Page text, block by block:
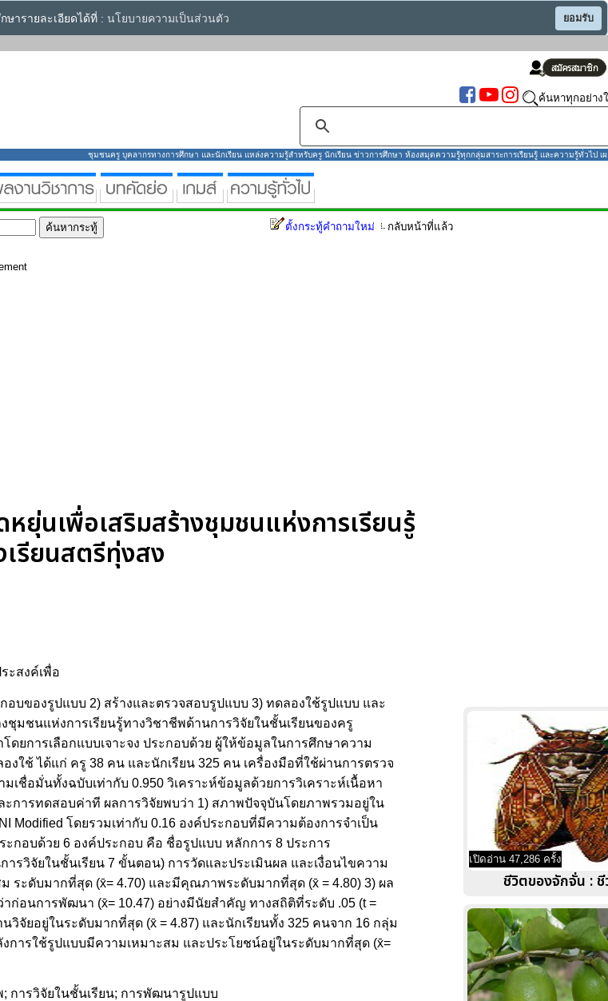
ารายละเอียดได้ที่ : นโยบายความเป็นส่วนตัว ยอมรับ
ค้นหาทุกอย่าง
ชุมชนครู บุคลากรทางการศึกษา และนักเรียน แหล่งความรู้สำหรับครู นักเรียน ข่าวการศึกษา ห้องสมุดความรู้ทุกกลุ่มสาระการเรียนรู้ และความรู้ทั่วไป เ
ตั้งกระทู้คำถามใหม่ กลับหน้าที่แล้ว
ยุ่นเพื่อเสริมสร้างชุมชนแห่งการเรียนรู้
เรียนสตรีทุ่งสง
ะสงค์เพื่อ
บของรูปแบบ 2) สร้างและตรวจสอบรูปแบบ 3) ทดลองใช้รูปแบบ และ
ชุมชนแห่งการเรียนรู้ทางวิชาชีพด้านการวิจัยในชั้นเรียนของครู
ดยการเลือกแบบเจาะจง ประกอบด้วย ผู้ให้ข้อมูลในการศึกษาความ
ใช้ ได้แก่ ครู 38 คน และนักเรียน 325 คน เครื่องมือที่ใช้ผ่านการตรวจ
ชื่อมั่นทั้งฉบับเท่ากับ 0.950 วิเคราะห์ข้อมูลด้วยการวิเคราะห์เนื้อหา
ะการทดสอบค่าที ผลการวิจัยพบว่า 1) สภาพปัจจุบันโดยภาพรวมอยู่ใน
Modified โดยรวมเท่ากับ 0.16 องค์ประกอบที่มีความต้องการจำเป็น
กอบด้วย 6 องค์ประกอบ คือ ชื่อรูปแบบ หลักการ 8 ประการ
รวิจัยในชั้นเรียน 7 ขั้นตอน) การวัดและประเมินผล และเงื่อนไขความ
ระดับมากที่สุด (x̄= 4.70) และมีคุณภาพระดับมากที่สุด (x̄ = 4.80) 3) ผล
ก่อนการพัฒนา (x̄= 10.47) อย่างมีนัยสำคัญ ทางสถิติที่ระดับ .05 (t =
จัยอยู่ในระดับมากที่สุด (x̄ = 4.87) และนักเรียนทั้ง 325 คนจาก 16 กลุ่ม
ารใช้รูปแบบมีความเหมาะสม และประโยชน์อยู่ในระดับมากที่สุด (x̄=
การวิจัยในชั้นเรียน; การพัฒนารูปแบบ
เปิดอ่าน 47,286 ครั้ง
ชีวิตของจักจั่น : ชี